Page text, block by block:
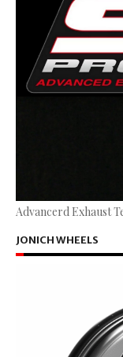
Advancerd Exhaust
JONICH WHEELS